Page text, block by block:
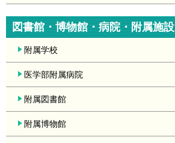
図書館・博物館・病院・附属施設
附属学校
医学部附属病院
附属図書館
附属博物館